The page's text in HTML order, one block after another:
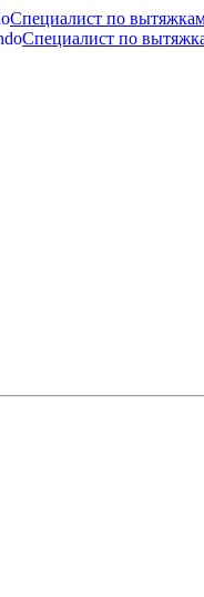
Специалист по
Специалист по